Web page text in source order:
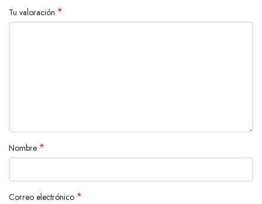
Tu valoración *
Nombre *
Correo electrónico *